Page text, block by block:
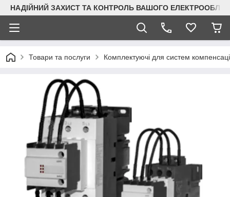
НАДІЙНИЙ ЗАХИСТ ТА КОНТРОЛЬ ВАШОГО
Товари та послуги Комплектуючі для систем